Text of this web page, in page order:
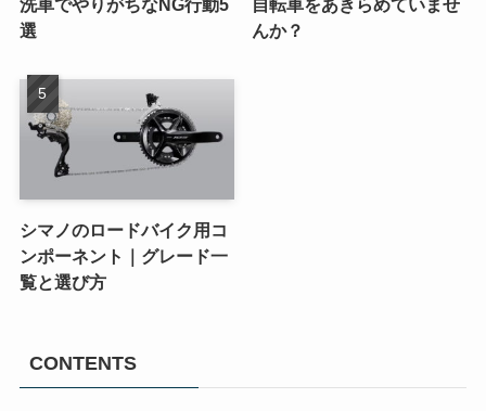
洗車でやりがちなNG行動5
選
自転車をあきらめていませ
んか？
シマノのロードバイク用コ
ンポーネント｜グレード一
覧と選び方
CONTENTS